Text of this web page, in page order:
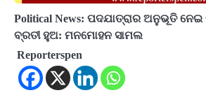
Political News: ପଦଯାତ୍ରାର ଅନୁଭୂତି ନେଇ
ବ୍ରତୀ ହୁଅ: ମନମୋହନ ସାମଲ
Reporterspen